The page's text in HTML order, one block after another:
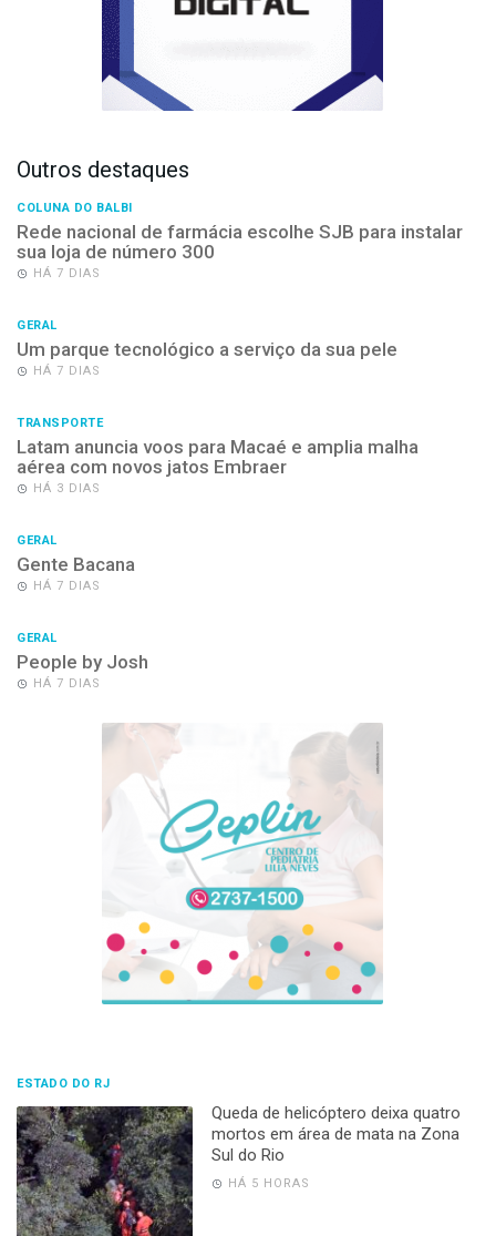
Outros destaques
COLUNA DO BALBI
Rede nacional de farmácia escolhe SJB para instalar
sua loja de número 300
HÁ 7 DIAS
GERAL
Um parque tecnológico a serviço da sua pele
HÁ 7 DIAS
TRANSPORTE
Latam anuncia voos para Macaé e amplia malha
aérea com novos jatos Embraer
HÁ 3 DIAS
GERAL
Gente Bacana
HÁ 7 DIAS
GERAL
People by Josh
HÁ 7 DIAS
ESTADO DO RJ
Queda de helicóptero deixa quatro
mortos em área de mata na Zona
Sul do Rio
HÁ 5 HORAS